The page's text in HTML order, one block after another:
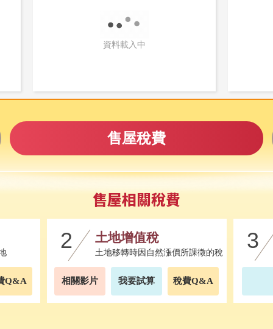
售屋稅費
售屋相關稅費
Q&A
土地增值稅
土地移轉時因自然漲價所課徵的稅
相關影片 我要試算 稅費Q&A